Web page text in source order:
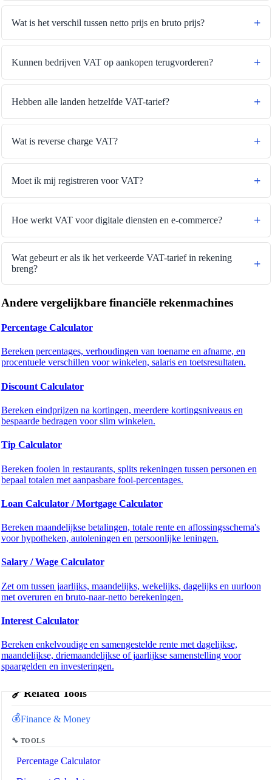
🔗Related Tools
💰Finance & Money
🔧 TOOLS
Percentage Calculator
Wat is het verschil tussen netto prijs en bruto prijs?
Kunnen bedrijven VAT op aankopen terugvorderen?
Hebben alle landen hetzelfde VAT-tarief?
Wat is reverse charge VAT?
Moet ik mij registreren voor VAT?
Hoe werkt VAT voor digitale diensten en e-commerce?
Wat gebeurt er als ik het verkeerde VAT-tarief in rekening
breng?
Andere vergelijkbare financiële rekenmachines
Percentage Calculator
Bereken percentages, verhoudingen van toename en afname, en
procentuele verschillen voor winkelen, salaris en toetsresultaten.
Discount Calculator
Bereken eindprijzen na kortingen, meerdere kortingsniveaus en
bespaarde bedragen voor slim winkelen.
Tip Calculator
Bereken fooien in restaurants, splits rekeningen tussen personen en
bepaal totalen met aanpasbare fooi-percentages.
Loan Calculator / Mortgage Calculator
Bereken maandelijkse betalingen, totale rente en aflossingsschema's
voor hypotheken, autoleningen en persoonlijke leningen.
Salary / Wage Calculator
Zet om tussen jaarlijks, maandelijks, wekelijks, dagelijks en uurloon
met overuren en bruto-naar-netto berekeningen.
Interest Calculator
Bereken enkelvoudige en samengestelde rente met dagelijkse,
maandelijkse, driemaandelijkse of jaarlijkse samenstelling voor
spaargelden en investeringen.